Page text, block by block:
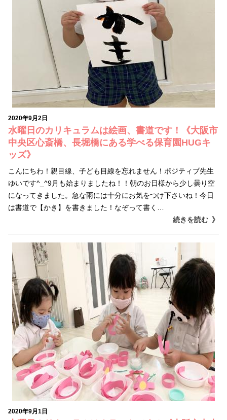
2020年9月2日
水曜日のカリキュラムは絵画、書道です！《大阪市
中央区心斎橋、長堀橋にある学べる保育園HUGキ
ッズ》
こんにちわ！親目線、子ども目線を忘れません！ポジティブ先生
ゆいです^_^9月も始まりましたね！！朝のお日様から少し曇り空
になってきました。急な雨には十分にお気をつけ下さいね！今日
は書道で【かき】を書きました！なぞって書く…
続きを読む
2020年9月1日